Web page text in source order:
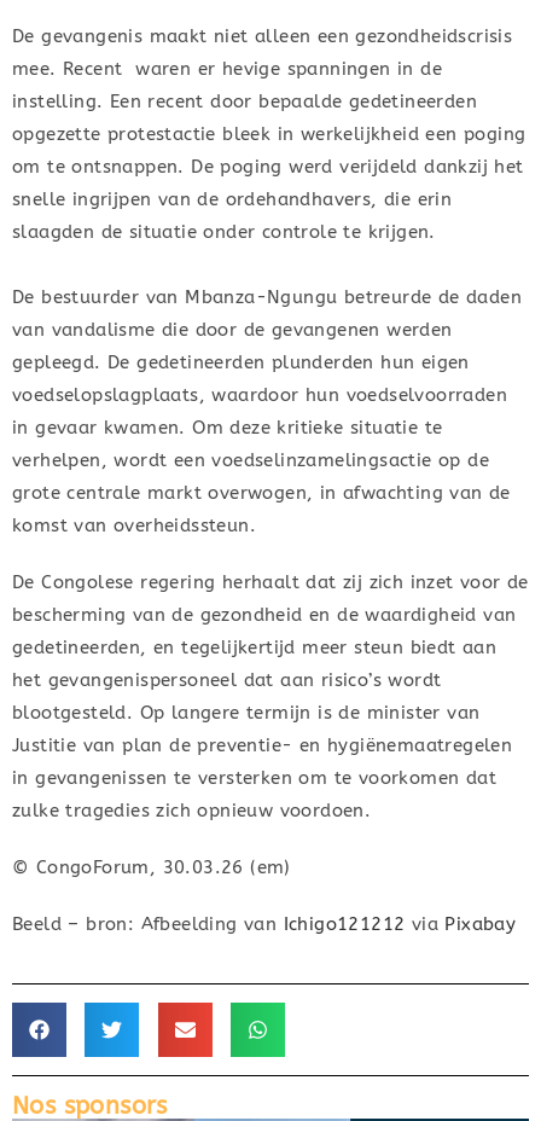
De gevangenis maakt niet alleen een gezondheidscrisis
mee. Recent waren er hevige spanningen in de
instelling. Een recent door bepaalde gedetineerden
opgezette protestactie bleek in werkelijkheid een poging
om te ontsnappen. De poging werd verijdeld dankzij het
snelle ingrijpen van de ordehandhavers, die erin
slaagden de situatie onder controle te krijgen.
De bestuurder van Mbanza-Ngungu betreurde de daden
van vandalisme die door de gevangenen werden
gepleegd. De gedetineerden plunderden hun eigen
voedselopslagplaats, waardoor hun voedselvoorraden
in gevaar kwamen. Om deze kritieke situatie te
verhelpen, wordt een voedselinzamelingsactie op de
grote centrale markt overwogen, in afwachting van de
komst van overheidssteun.
De Congolese regering herhaalt dat zij zich inzet voor de
bescherming van de gezondheid en de waardigheid van
gedetineerden, en tegelijkertijd meer steun biedt aan
het gevangenispersoneel dat aan risico’s wordt
blootgesteld. Op langere termijn is de minister van
Justitie van plan de preventie- en hygiënemaatregelen
in gevangenissen te versterken om te voorkomen dat
zulke tragedies zich opnieuw voordoen.
© CongoForum, 30.03.26 (em)
Beeld – bron: Afbeelding van Ichigo121212 via Pixabay
Nos sponsors